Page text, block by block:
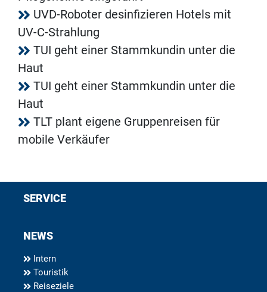
UVD-Roboter desinfizieren Hotels mit
UV-C-Strahlung
TUI geht einer Stammkundin unter die
Haut
TUI geht einer Stammkundin unter die
Haut
TLT plant eigene Gruppenreisen für
mobile Verkäufer
SERVICE
NEWS
Intern
Touristik
Reiseziele